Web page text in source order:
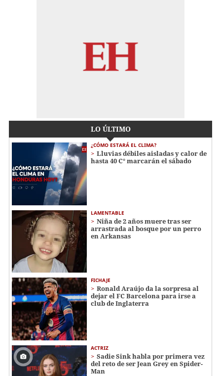
LO ÚLTIMO
¿CÓMO ESTARÁ EL CLIMA?
Lluvias débiles aisladas y calor de
hasta 40 C° marcarán el sábado
LAMENTABLE
Niña de 2 años muere tras ser
arrastrada al bosque por un perro
en Arkansas
FICHAJE
Ronald Araújo da la sorpresa al
dejar el FC Barcelona para irse a
club de Inglaterra
ACTRIZ
Sadie Sink habla por primera vez
del reto de ser Jean Grey en Spider-
Man